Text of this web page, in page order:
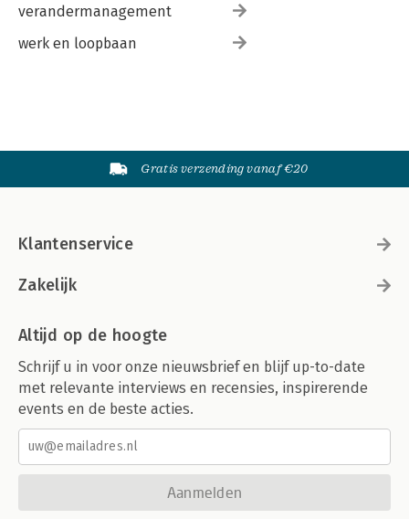
verandermanagement
werk en loopbaan
Gratis verzending vanaf €20
Klantenservice
Zakelijk
Altijd op de hoogte
Schrijf u in voor onze nieuwsbrief en blijf up-to-date
met relevante interviews en recensies, inspirerende
events en de beste acties.
Aanmelden